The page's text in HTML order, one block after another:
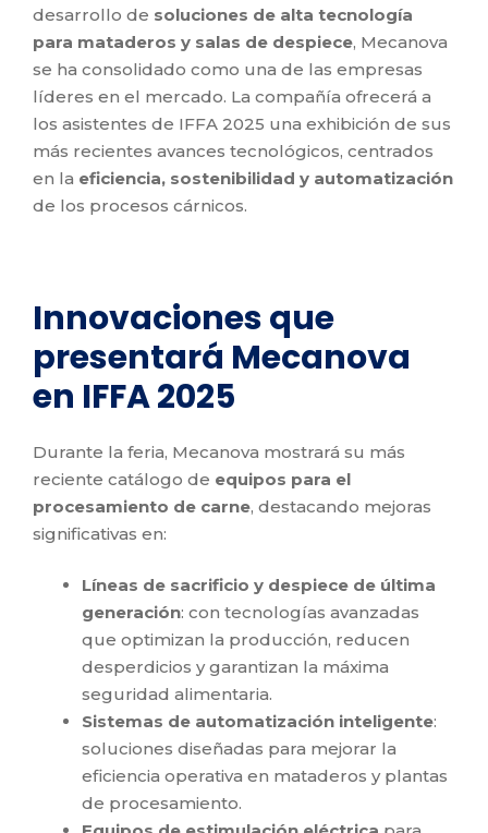
desarrollo de soluciones de alta tecnología
para mataderos y salas de despiece, Mecanova
se ha consolidado como una de las empresas
líderes en el mercado. La compañía ofrecerá a
los asistentes de IFFA 2025 una exhibición de sus
más recientes avances tecnológicos, centrados
en la eficiencia, sostenibilidad y automatización
de los procesos cárnicos.
Innovaciones que
presentará Mecanova
en IFFA 2025
Durante la feria, Mecanova mostrará su más
reciente catálogo de equipos para el
procesamiento de carne, destacando mejoras
significativas en:
Líneas de sacrificio y despiece de última
generación: con tecnologías avanzadas
que optimizan la producción, reducen
desperdicios y garantizan la máxima
seguridad alimentaria.
Sistemas de automatización inteligente:
soluciones diseñadas para mejorar la
eficiencia operativa en mataderos y plantas
de procesamiento.